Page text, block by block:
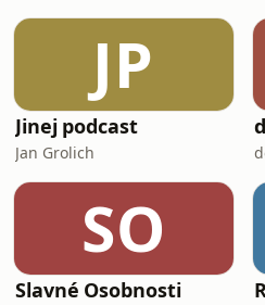
JP
Jinej podcast
Jan Grolich
SO
Slavné Osobnosti